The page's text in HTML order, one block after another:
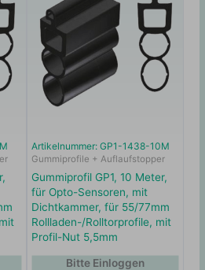
Artikelnummer: GP1-1438-10M
Gummiprofile + Auflaufstopper
Gummiprofil GP1, 10 Meter,
für Opto-Sensoren, mit
Dichtkammer, für 55/77mm
Rollladen-/Rolltorprofile, mit
Profil-Nut 5,5mm
Bitte Einloggen